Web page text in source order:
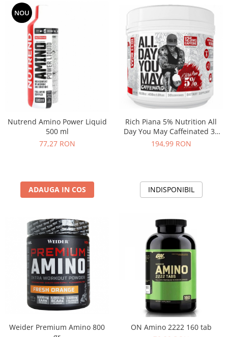
NOU
Nutrend Amino Power Liquid
500 ml
77,27 RON
ADAUGA IN COS
Rich Piana 5% Nutrition All
Day You May Caffeinated 30
serv
194,99 RON
INDISPONIBIL
Weider Premium Amino 800
ON Amino 2222 160 tab